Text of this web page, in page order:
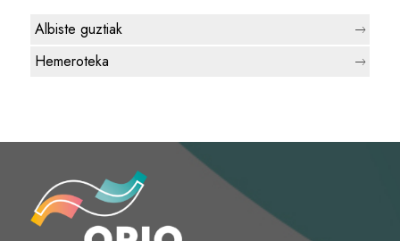
Albiste guztiak
Hemeroteka